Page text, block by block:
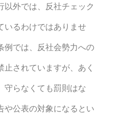
以外では、反社チェック
いるわけではありませ
例では、反社会勢力への
されていますが、あく
守らなくても罰則はな
や公表の対象になるとい